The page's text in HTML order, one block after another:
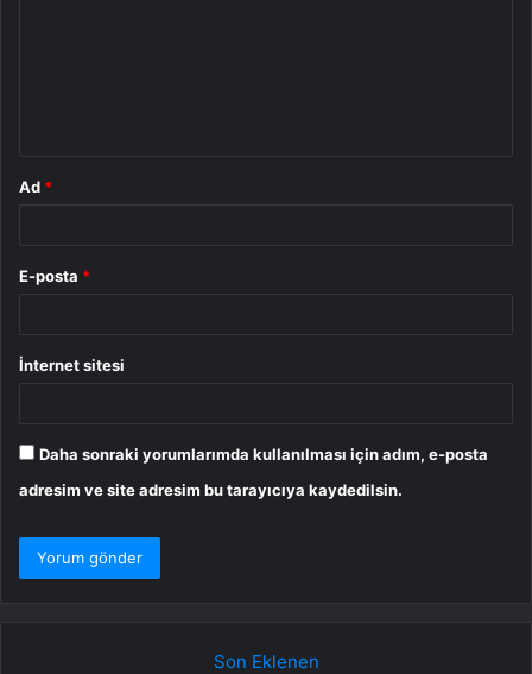
Ad *
E-posta *
İnternet sitesi
Daha sonraki yorumlarımda kullanılması için adım, e-posta
adresim ve site adresim bu tarayıcıya kaydedilsin.
Son Eklenen